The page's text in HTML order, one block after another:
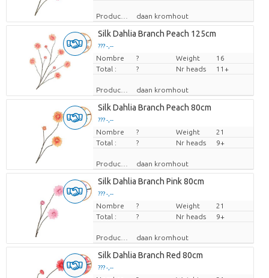
Producteur daan kromhout
Silk Dahlia Branch Peach 125cm
??? -,--
Prix par pièce
Nombre ? Weight
16
Total :
? Nr heads 11+
Producteur daan kromhout
Silk Dahlia Branch Peach 80cm
??? -,--
Prix par pièce
Nombre ? Weight
21
Total :
? Nr heads 9+
Producteur daan kromhout
Silk Dahlia Branch Pink 80cm
??? -,--
Prix par pièce
Nombre ? Weight
21
Total :
? Nr heads 9+
Producteur daan kromhout
Silk Dahlia Branch Red 80cm
??? -,--